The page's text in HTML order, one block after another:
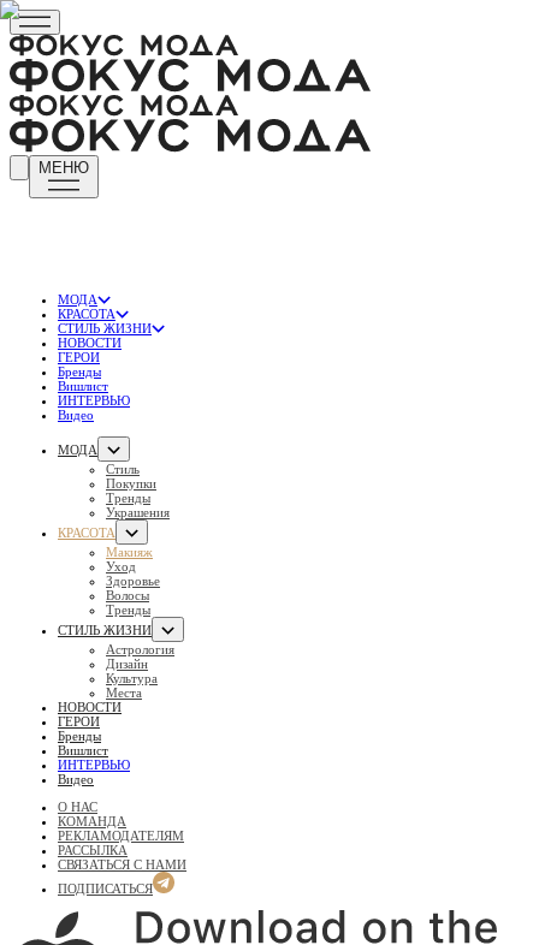
МЕНЮ
МОДА
КРАСОТА
СТИЛЬ ЖИЗНИ
НОВОСТИ
ГЕРОИ
Бренды
Вишлист
ИНТЕРВЬЮ
Видео
МОДА
Стиль
Покупки
Тренды
Украшения
КРАСОТА
Макияж
Уход
Здоровье
Волосы
Тренды
СТИЛЬ ЖИЗНИ
Астрология
Дизайн
Культура
Места
НОВОСТИ
ГЕРОИ
Бренды
Вишлист
ИНТЕРВЬЮ
Видео
О НАС
КОМАНДА
РЕКЛАМОДАТЕЛЯМ
РАССЫЛКА
СВЯЗАТЬСЯ С НАМИ
ПОДПИСАТЬСЯ